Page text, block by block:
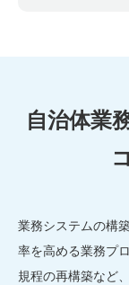
自治体業
業務システムの構
率を高める業務プ
規程の再構築など